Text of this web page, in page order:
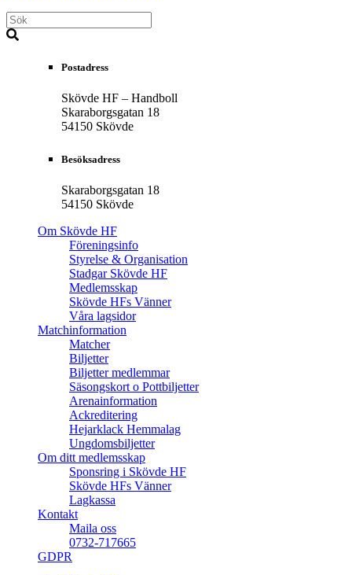
Postadress
Skövde HF – Handboll
Skaraborgsgatan 18
54150 Skövde
Besöksadress
Skaraborgsgatan 18
54150 Skövde
Om Skövde HF
Föreningsinfo
Styrelse & Organisation
Stadgar Skövde HF
Medlemsskap
Skövde HFs Vänner
Våra lagsidor
Matchinformation
Matcher
Biljetter
Biljetter medlemmar
Säsongskort o Pottbiljetter
Arenainformation
Ackreditering
Hejarklack Hemmalag
Ungdomsbiljetter
Om ditt medlemsskap
Sponsring i Skövde HF
Skövde HFs Vänner
Lagkassa
Kontakt
Maila oss
0732-717665
GDPR